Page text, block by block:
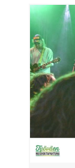
Lähes
kuva-